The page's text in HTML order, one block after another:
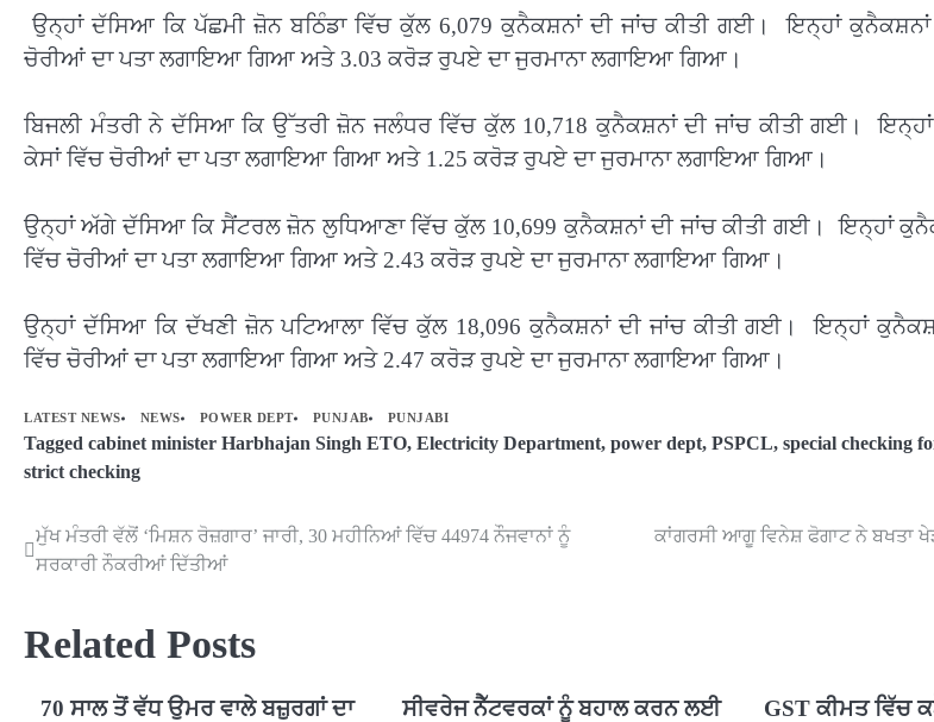
ਉਨ੍ਹਾਂ ਦੱਸਿਆ ਕਿ ਪੱਛਮੀ ਜ਼ੋਨ ਬਠਿੰਡਾ ਵਿੱਚ ਕੁੱਲ 6,079 ਕੁਨੈਕਸ਼ਨਾਂ ਦੀ ਜਾਂਚ ਕੀਤੀ ਗਈ। ਇਨ੍ਹਾਂ ਕੁਨੈਕਸ਼ਨਾਂ
ਚੋਰੀਆਂ ਦਾ ਪਤਾ ਲਗਾਇਆ ਗਿਆ ਅਤੇ 3.03 ਕਰੋੜ ਰੁਪਏ ਦਾ ਜੁਰਮਾਨਾ ਲਗਾਇਆ ਗਿਆ।
ਬਿਜਲੀ ਮੰਤਰੀ ਨੇ ਦੱਸਿਆ ਕਿ ਉੱਤਰੀ ਜ਼ੋਨ ਜਲੰਧਰ ਵਿੱਚ ਕੁੱਲ 10,718 ਕੁਨੈਕਸ਼ਨਾਂ ਦੀ ਜਾਂਚ ਕੀਤੀ ਗਈ।
ਕੇਸਾਂ ਵਿੱਚ ਚੋਰੀਆਂ ਦਾ ਪਤਾ ਲਗਾਇਆ ਗਿਆ ਅਤੇ 1.25 ਕਰੋੜ ਰੁਪਏ ਦਾ ਜੁਰਮਾਨਾ ਲਗਾਇਆ ਗਿਆ।
ਉਨ੍ਹਾਂ ਅੱਗੇ ਦੱਸਿਆ ਕਿ ਸੈਂਟਰਲ ਜ਼ੋਨ ਲੁਧਿਆਣਾ ਵਿੱਚ ਕੁੱਲ 10,699 ਕੁਨੈਕਸ਼ਨਾਂ ਦੀ ਜਾਂਚ ਕੀਤੀ ਗਈ। ਇਨ੍ਹਾਂ
ਵਿੱਚ ਚੋਰੀਆਂ ਦਾ ਪਤਾ ਲਗਾਇਆ ਗਿਆ ਅਤੇ 2.43 ਕਰੋੜ ਰੁਪਏ ਦਾ ਜੁਰਮਾਨਾ ਲਗਾਇਆ ਗਿਆ।
ਉਨ੍ਹਾਂ ਦੱਸਿਆ ਕਿ ਦੱਖਣੀ ਜ਼ੋਨ ਪਟਿਆਲਾ ਵਿੱਚ ਕੁੱਲ 18,096 ਕੁਨੈਕਸ਼ਨਾਂ ਦੀ ਜਾਂਚ ਕੀਤੀ ਗਈ। ਇਨ੍ਹਾਂ
ਵਿੱਚ ਚੋਰੀਆਂ ਦਾ ਪਤਾ ਲਗਾਇਆ ਗਿਆ ਅਤੇ 2.47 ਕਰੋੜ ਰੁਪਏ ਦਾ ਜੁਰਮਾਨਾ ਲਗਾਇਆ ਗਿਆ।
LATEST NEWS NEWS POWER DEPT PUNJAB PUNJABI
Tagged cabinet minister Harbhajan Singh ETO, Electricity Department, power dept, PSPCL, special checking
strict checking
Post
ਮੁੱਖ ਮੰਤਰੀ ਵੱਲੋਂ ‘ਮਿਸ਼ਨ ਰੋਜ਼ਗਾਰ’ ਜਾਰੀ, 30 ਮਹੀਨਿਆਂ ਵਿੱਚ 44974 ਨੌਜਵਾਨਾਂ ਨੂੰ
ਸਰਕਾਰੀ ਨੌਕਰੀਆਂ ਦਿੱਤੀਆਂ
ਕਾਂਗਰਸੀ ਆਗੂ ਵਿਨੇਸ਼ ਫੋਗਾਟ ਨੇ ਬਖਤਾ
Related Posts
70 ਸਾਲ ਤੋਂ ਵੱਧ ਉਮਰ ਵਾਲੇ ਬਜ਼ੁਰਗਾਂ ਦਾ
ਸੀਵਰੇਜ ਨੈੱਟਵਰਕਾਂ ਨੂੰ ਬਹਾਲ ਕਰਨ ਲਈ
GST ਕੀਮਤ ਵਿੱਚ